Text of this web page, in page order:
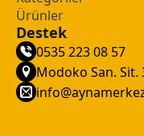
Ürünler
Destek
0535 223 08 57
Modoko San. Sit.